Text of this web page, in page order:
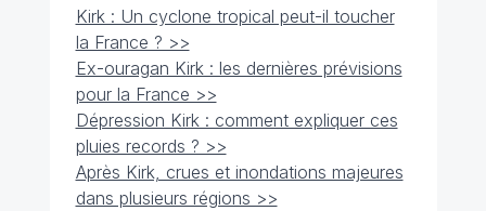
Kirk : Un cyclone tropical peut-il toucher
la France ? >>
Ex-ouragan Kirk : les dernières prévisions
pour la France >>
Dépression Kirk : comment expliquer ces
pluies records ? >>
Après Kirk, crues et inondations majeures
dans plusieurs régions >>